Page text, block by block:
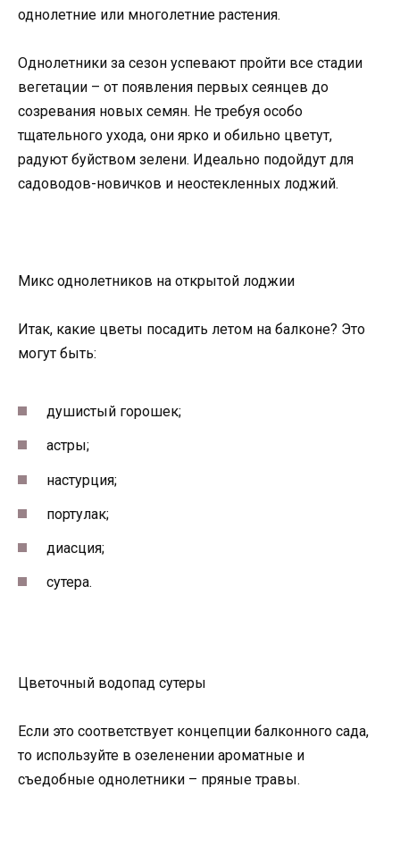
однолетние или многолетние растения.
Однолетники за сезон успевают пройти все стадии
вегетации – от появления первых сеянцев до
созревания новых семян. Не требуя особо
тщательного ухода, они ярко и обильно цветут,
радуют буйством зелени. Идеально подойдут для
садоводов-новичков и неостекленных лоджий.
Микс однолетников на открытой лоджии
Итак, какие цветы посадить летом на балконе? Это
могут быть:
душистый горошек;
астры;
настурция;
портулак;
диасция;
сутера.
Цветочный водопад сутеры
Если это соответствует концепции балконного сада,
то используйте в озеленении ароматные и
съедобные однолетники – пряные травы.